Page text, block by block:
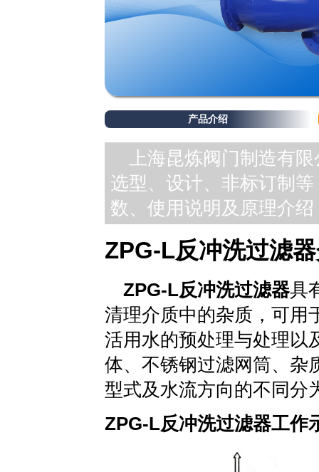
产品介绍
上海昆炼阀门制造有
选型、设计、非标订制
数、使用说明及原理介
ZPG-L反冲洗过滤
ZPG-L反冲洗过滤器具
清理介质中的杂质，可用
活用水的预处理与处理以
体、不锈钢过滤网筒、杂
型式及水流方向的不同分
ZPG-L反冲洗过滤器工作